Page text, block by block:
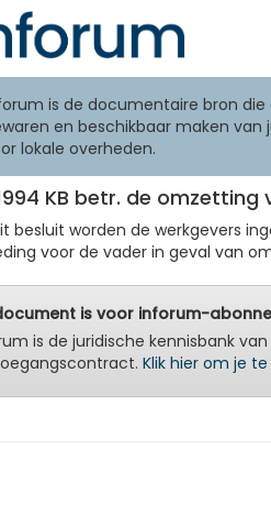
is de documentaire bron die
en beschikbaar maken
lokale overheden.
KB betr. de
besluit worden de werkgevers
voor de vader in geval van
is voor inforum-
is de juridische kennisbank
Klik hier om je